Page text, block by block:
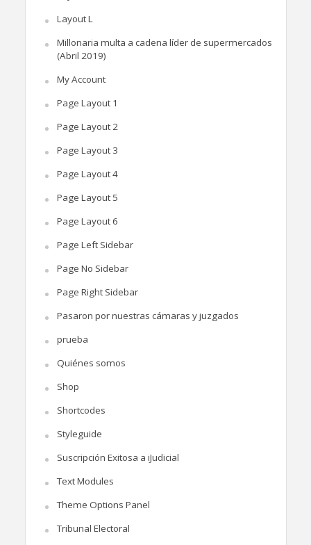
Layout L
Millonaria multa a cadena líder de supermercados
(Abril 2019)
My Account
Page Layout 1
Page Layout 2
Page Layout 3
Page Layout 4
Page Layout 5
Page Layout 6
Page Left Sidebar
Page No Sidebar
Page Right Sidebar
Pasaron por nuestras cámaras y juzgados
prueba
Quiénes somos
Shop
Shortcodes
Styleguide
Suscripción Exitosa a iJudicial
Text Modules
Theme Options Panel
Tribunal Electoral